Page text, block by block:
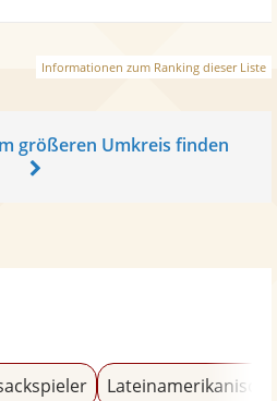
Informationen zum Ranking dieser Liste
größeren Umkreis finden